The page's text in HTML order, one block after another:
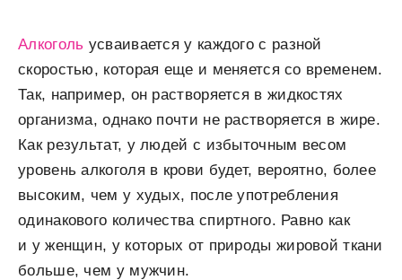
Алкоголь усваивается у каждого с разной
скоростью, которая еще и меняется со временем.
Так, например, он растворяется в жидкостях
организма, однако почти не растворяется в жире.
Как результат, у людей с избыточным весом
уровень алкоголя в крови будет, вероятно, более
высоким, чем у худых, после употребления
одинакового количества спиртного. Равно как
и у женщин, у которых от природы жировой ткани
больше, чем у мужчин.